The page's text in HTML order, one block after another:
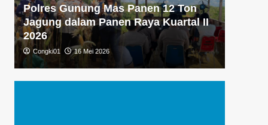
Polres Gunung Mas Panen 12 Ton
Jagung dalam Panen Raya Kuartal II
2026
Congki01 16 Mei 2026